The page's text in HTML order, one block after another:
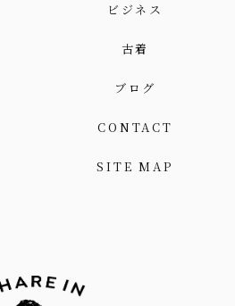
ビジネス
古着
ブログ
CONTACT
SITE MAP